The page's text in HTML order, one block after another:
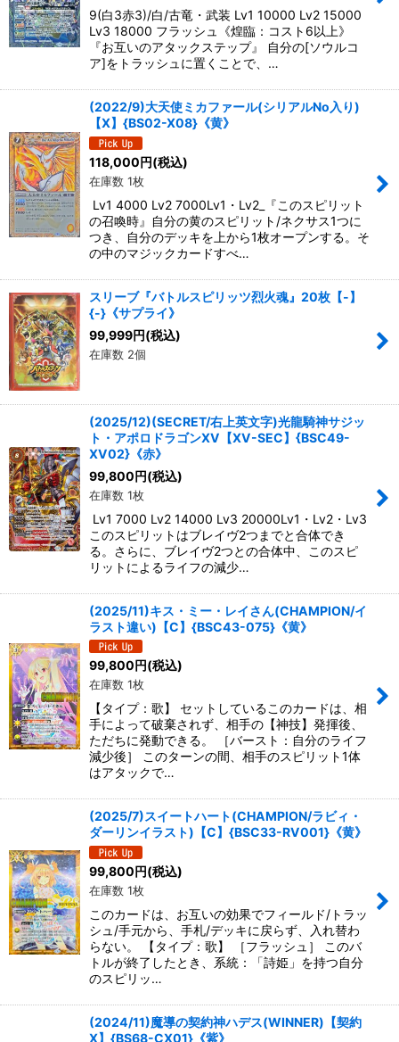
9(白3赤3)/白/古竜・武装 Lv1 10000 Lv2 15000
Lv3 18000 フラッシュ《煌臨：コスト6以上》
『お互いのアタックステップ』 自分の[ソウルコ
ア]をトラッシュに置くことで、…
(2022/9)大天使ミカファール(シリアルNo入り)
【X】{BS02-X08}《黄》
118,000円(税込)
在庫数 1枚
Lv1 4000 Lv2 7000Lv1・Lv2_『このスピリット
の召喚時』自分の黄のスピリット/ネクサス1つに
つき、自分のデッキを上から1枚オープンする。そ
の中のマジックカードすべ…
スリーブ『バトルスピリッツ烈火魂』20枚【-】
{-}《サプライ》
99,999円(税込)
在庫数 2個
(2025/12)(SECRET/右上英文字)光龍騎神サジッ
ト・アポロドラゴンXV【XV-SEC】{BSC49-
XV02}《赤》
99,800円(税込)
在庫数 1枚
Lv1 7000 Lv2 14000 Lv3 20000Lv1・Lv2・Lv3
このスピリットはブレイヴ2つまでと合体でき
る。さらに、ブレイヴ2つとの合体中、このスピ
リットによるライフの減少…
(2025/11)キス・ミー・レイさん(CHAMPION/イ
ラスト違い)【C】{BSC43-075}《黄》
99,800 円(税込)
在庫数 1枚
【タイプ：歌】 セットしているこのカードは、相
手によって破棄されず、相手の【神技】発揮後、
ただちに発動できる。 ［バースト：自分のライフ
減少後］ このターンの間、相手のスピリット1体
はアタックで…
(2025/7)スイートハート(CHAMPION/ラビィ・
ダーリンイラスト)【C】{BSC33-RV001}《黄》
99,800円(税込)
在庫数 1枚
このカードは、お互いの効果でフィールド/トラッ
シュ/手元から、手札/デッキに戻らず、入れ替わ
らない。 【タイプ：歌】 ［フラッシュ］ このバ
トルが終了したとき、系統：「詩姫」を持つ自分
のスピリッ…
(2024/11)魔導の契約神ハデス(WINNER)【契約
X】{BS68-CX01}《紫》